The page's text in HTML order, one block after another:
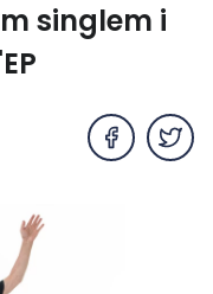
singlem i